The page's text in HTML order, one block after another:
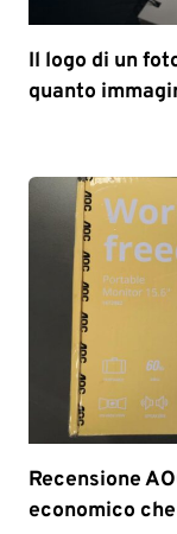
Il logo di un
quanto
Recensione
economico